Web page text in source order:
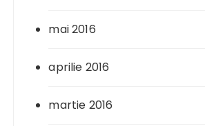
mai 2016
aprilie 2016
martie 2016